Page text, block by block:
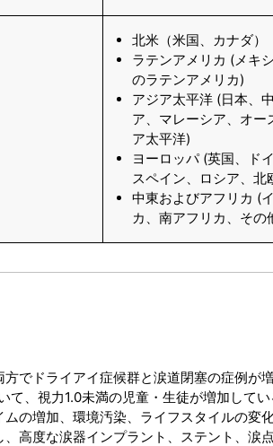
北米（米国、カナダ）
ラテンアメリカ (メキ
のラテンアメリカ)
アジア太平洋 (日本、
ア、マレーシア、オー
ア太平洋)
ヨーロッパ (英国、ド
スペイン、ロシア、北
中東およびアフリカ (
カ、南アフリカ、そ
でドライアイ症候群と涙道閉塞の症例が
、視力1.0未満の児童・生徒が増加して
の増加、環境汚染、ライフスタイルの変
高度な涙器インプラント、ステント、涙